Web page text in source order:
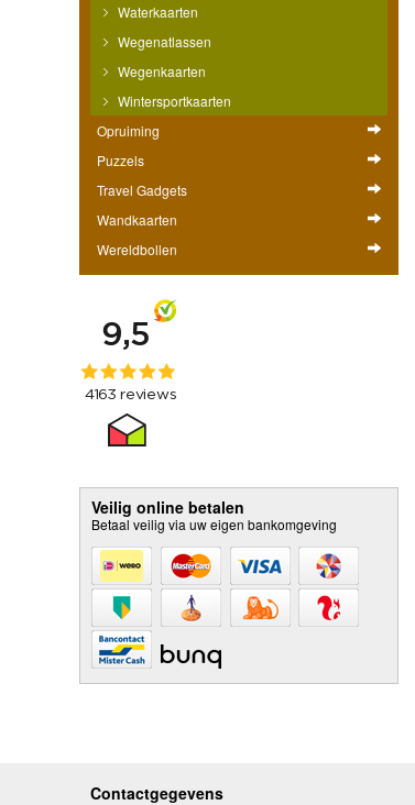
Waterkaarten
Wegenatlassen
Wegenkaarten
Wintersportkaarten
Opruiming
Puzzels
Travel Gadgets
Wandkaarten
Wereldbollen
Veilig online betalen
Betaal veilig via uw eigen bankomgeving
Contactgegevens